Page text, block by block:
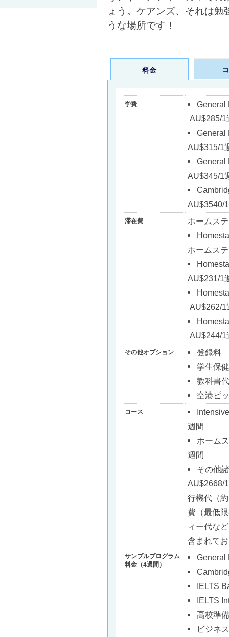
ょう。ケアンズ、それは
うな場所です！
料金
学費
AU$285/1
AU$315/1
AU$345/1
AU$3540/
滞在費
ホームス
ホームス
AU$231/1
AU$262/1
AU$244/1
その他オプション
登録
学生
教科
空港ピ
コース
週間
ホーム
週間
そ
行機代（
費（最低
ィー代な
含まれて
サンプルプログラム
料金（4週間）
General
IELTS
高校準
ビジネ